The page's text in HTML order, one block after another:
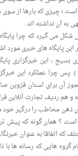
؛ چیزی که بارها از
به آن نداشته اند .
می گیرد که چرا
این پایگاه های خبری
بسیج ، این خبرگزاری
پس چرا عملکرد این
آن برای استان قزوین
و هم ردیف تجارت آنلاین
ذهن مخاطب را درگیر خود
؟ همان گونه که پیش
که اتفاقا به عنوان
گروه هایی که رسانه ها